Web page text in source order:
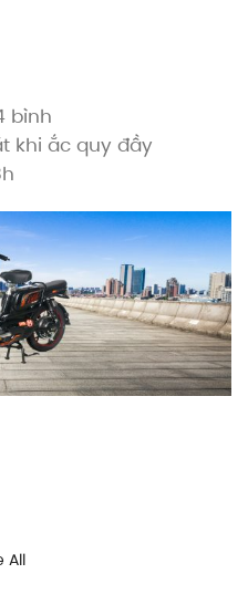
bình
khi ắc quy đầy
All